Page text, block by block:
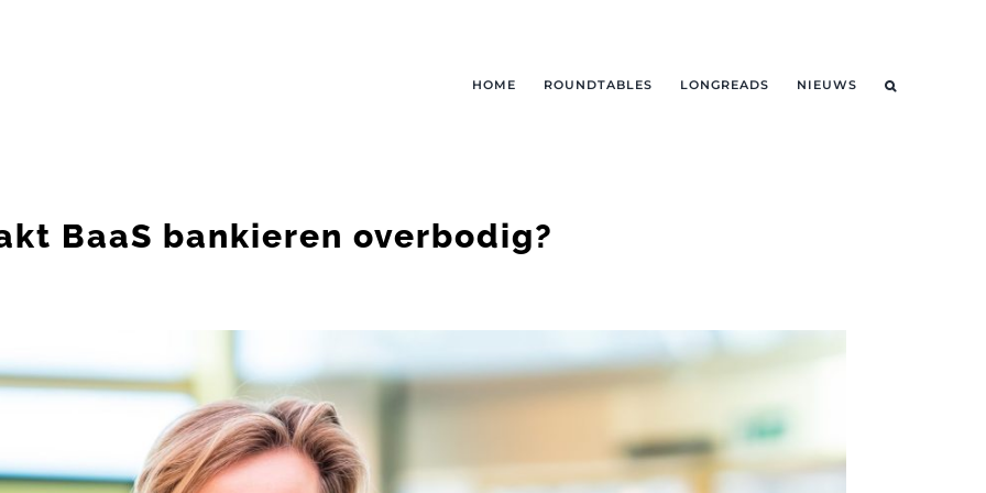
HOME ROUNDTABLES LONGREADS NIEUWS
BaaS bankieren overbodig?